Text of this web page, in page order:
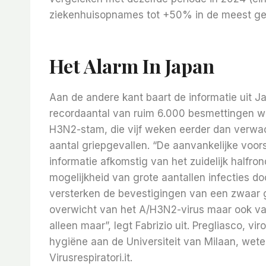
ziekenhuisopnames tot +50% in de meest
Het Alarm In Japan
Aan de andere kant baart de informatie uit
recordaantal van ruim 6.000 besmettingen
H3N2-stam, die vijf weken eerder dan
aantal griepgevallen. “De aanvankelijke
informatie afkomstig van het zuidelijk
mogelijkheid van grote aantallen infecties
versterken de bevestigingen van een
overwicht van het A/H3N2-virus maar ook
alleen maar”, legt Fabrizio uit. Pregliasco,
hygiëne aan de Universiteit van Milaan,
Virusrespiratori.it.